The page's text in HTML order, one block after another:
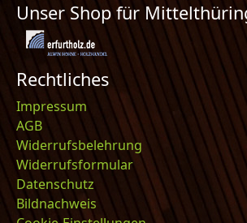
Unser Shop für
Rechtliches
Impressum
AGB
Widerrufsbelehrung
Widerrufsformular
Datenschutz
Bildnachweis